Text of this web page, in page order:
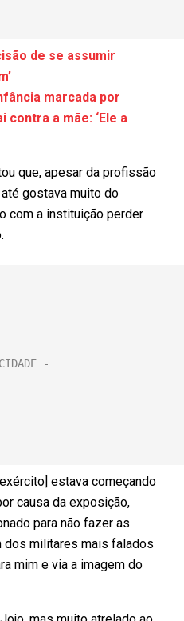
de se assumir
marcada por
a mãe: ‘Ele a
que, apesar da profissão
gostava muito do
com a instituição perder
estava começando
causa da exposição,
para não fazer as
dos militares mais falados
mim e via a imagem do